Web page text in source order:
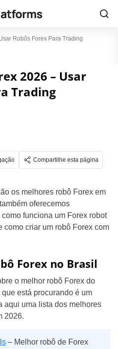
Robôs Forex Para Trading
2026 – Usar
Trading
Compartilhe esta página
os melhores robô Forex em
oferecemos
funciona um Forex robot
como criar um robô Forex com
Forex no Brasil
o melhor robô Forex do
está procurando é um
aqui uma lista dos melhores
2026.
– Melhor robô de Forex